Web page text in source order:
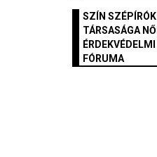
SZÍN SZÉPÍRÓK
TÁRSASÁGA NŐI
ÉRDEKVÉDELMI
FÓRUMA